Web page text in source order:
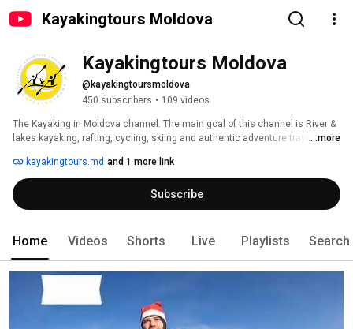
Kayakingtours Moldova
Kayakingtours Moldova
@kayakingtoursmoldova
450 subscribers • 109 videos
The Kayaking in Moldova channel. The main goal of this channel is River &
lakes kayaking, rafting, cycling, skiing and authentic adventure travel in ...more
kayakingtours.md and 1 more link
Subscribe
Home Videos Shorts Live Playlists Search